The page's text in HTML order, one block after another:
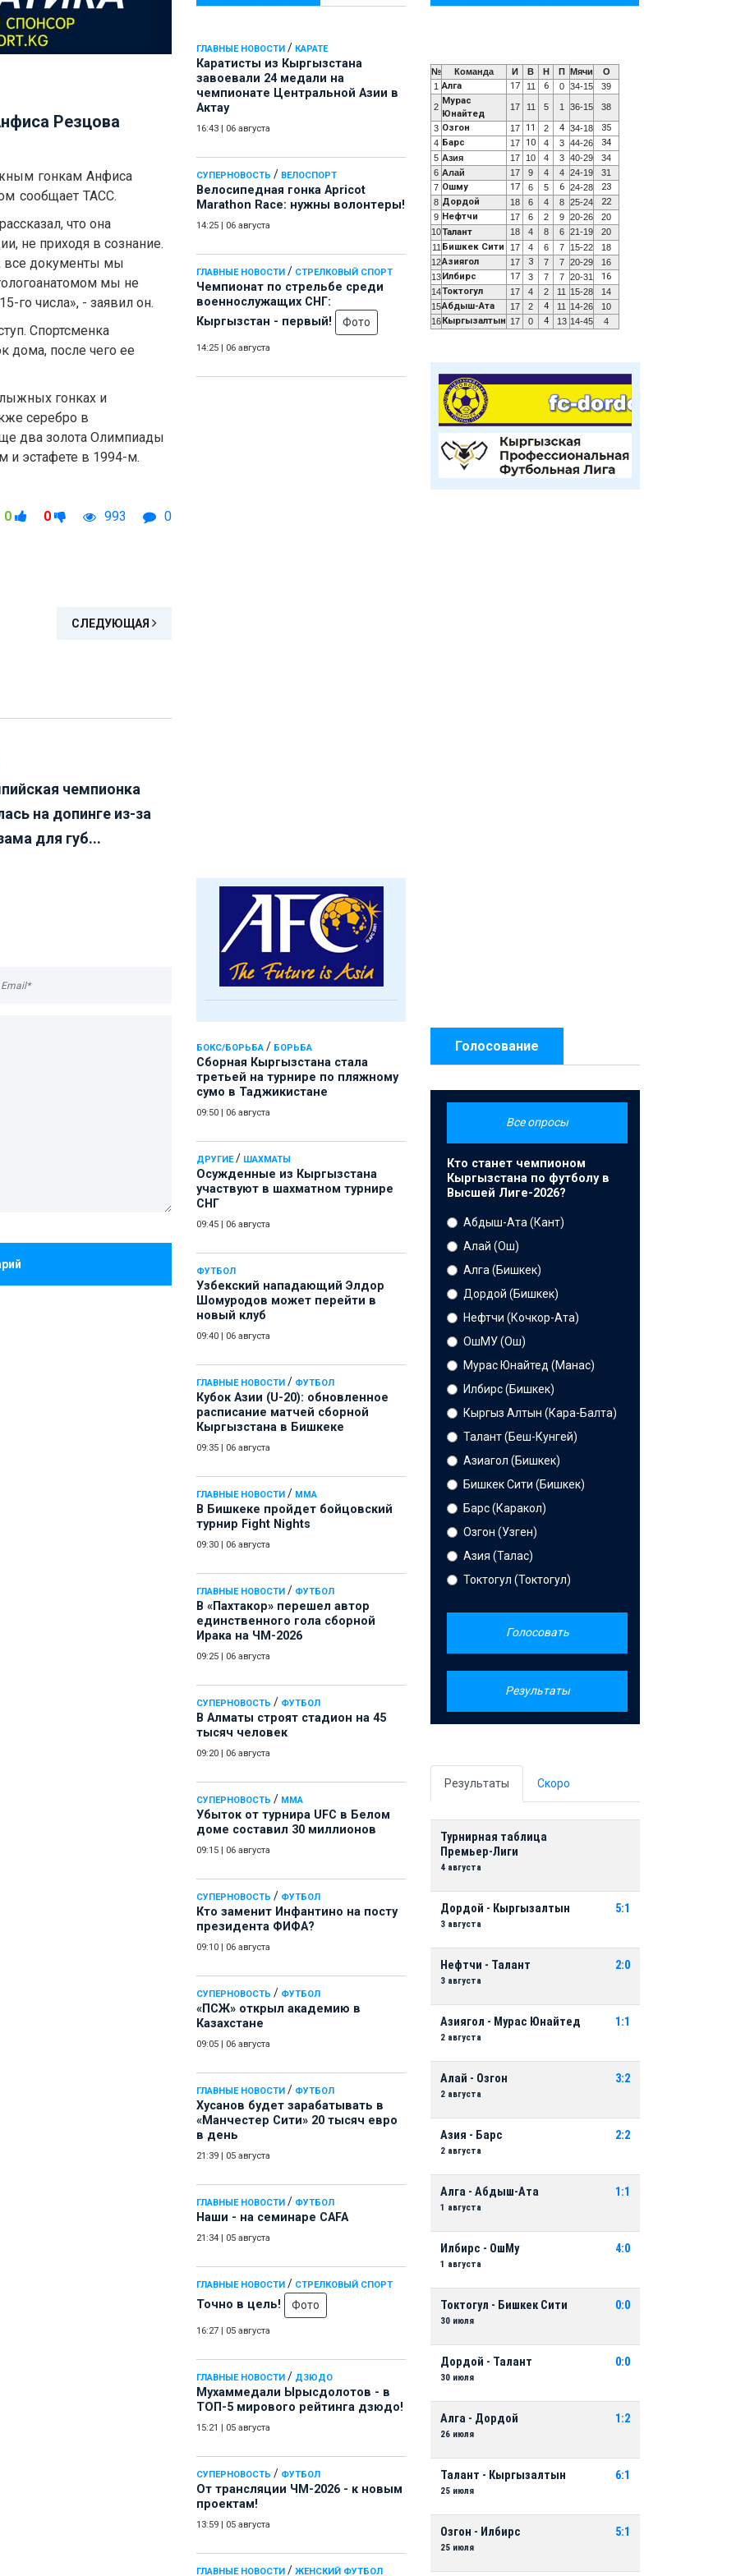
ГЛАВНЫЕ НОВОСТИ / КАРАТЕ
Каратисты из Кыргызстана
завоевали 24 медали на
чемпионате Центральной Азии в
Актау
16:43 06 августа
СУПЕРНОВОСТЬ / ВЕЛОСПОРТ
Велосипедная гонка Apricot
Marathon Race: нужны волонтеры!
14:25 06 августа
ГЛАВНЫЕ НОВОСТИ / СТРЕЛКОВЫЙ СПОРТ
Чемпионат по стрельбе среди
военнослужащих СНГ:
Кыргызстан - первый!
Фото
14:25 06 августа
БОКС/БОРЬБА / БОРЬБА
Сборная Кыргызстана стала
третьей на турнире по пляжному
сумо в Таджикистане
09:50 06 августа
ДРУГИЕ/ ШАХМАТЫ
Осужденные из Кыргызстана
участвуют в шахматном турнире
СНГ
09:45 06 августа
ФУТБОЛ
Узбекский нападающий Элдор
Шомуродов может перейти в
новый клуб
09:40 06 августа
ГЛАВНЫЕ НОВОСТИ / ФУТБОЛ
Кубок Азии (U-20): обновленное
расписание матчей сборной
Кыргызстана в Бишкеке
09:35 06 августа
ГЛАВНЫЕ НОВОСТИ / ММА
В Бишкеке пройдет бойцовский
турнир Fight Nights
09:30 06 августа
ГЛАВНЫЕ НОВОСТИ / ФУТБОЛ
В «Пахтакор» перешел автор
единственного гола сборной
Ирака на ЧМ-2026
09:25 06 августа
СУПЕРНОВОСТЬ / ФУТБОЛ
В Алматы строят стадион на 45
тысяч человек
09:20 06 августа
СУПЕРНОВОСТЬ / ММА
Убыток от турнира UFC в Белом
доме составил 30 миллионов
09:15 06 августа
СУПЕРНОВОСТЬ / ФУТБОЛ
Кто заменит Инфантино на посту
президента ФИФА?
09:10 06 августа
СУПЕРНОВОСТЬ / ФУТБОЛ
«ПСЖ» открыл академию в
Казахстане
09:05 06 августа
ГЛАВНЫЕ НОВОСТИ / ФУТБОЛ
Хусанов будет зарабатывать в
«Манчестер Сити» 20 тысяч евро
в день
21:39 05 августа
ГЛАВНЫЕ НОВОСТИ / ФУТБОЛ
Наши - на семинаре СAFA
21:34 05 августа
ГЛАВНЫЕ НОВОСТИ / СТРЕЛКОВЫЙ СПОРТ
Точно в цель! Фото
16:27 05 августа
ГЛАВНЫЕ НОВОСТИ / ДЗЮДО
Мухаммедали Ырысдолотов - в
ТОП-5 мирового рейтинга дзюдо!
15:21 05 августа
СУПЕРНОВОСТЬ / ФУТБОЛ
От трансляции ЧМ-2026 - к новым
проектам!
13:59 05 августа
ГЛАВНЫЕ НОВОСТИ / ЖЕНСКИЙ ФУТБОЛ
Резцова
гонкам Анфиса
сообщает ТАСС.
что она
не приходя в сознание.
все документы мы
мы не
го числа», - заявил он.
Спортсменка
дома, после чего ее
гонках и
серебро в
два золота Олимпиады
и эстафете в 1994-м.
0 0 993 0
СЛЕДУЮЩАЯ
чемпионка
на допинге из-за
для губ...
№ Команда И В Н П Мячи
О
1 Алга 17 11 6 0 34-15 39
2
Мурас
Юнайтед
17 11 5 1 36-15 38
3 Озгон 17 11 2 4 34-18 35
4 Барс 17 10 4 3 44-26 34
5 Азия 17 10 4 3 40-29
34
6 Алай 17 9 4 4 24-19
31
7 Ошму 17 6 5 6 24-28 23
8 Дордой 18 6 4 8 25-24 22
9 Нефтчи 17 6 2 9 20-26
20
10Талант 18 4 8 6 21-19
20
11 Бишкек Сити 17 4 6 7 15-22
18
12Азиягол 17 3 7 7 20-29
16
13 Илбирс 17 3 7 7 20-31 16
14Токтогул 17 4 2 11 15-28
14
15Абдыш-Ата 17 2 4 11 14-26
10
16 Кыргызалтын 17 0 4 13 14-45 4
Голосование
Все опросы
Кто станет чемпионом
Кыргызстана по футболу в
Высшей Лиге-2026?
Абдыш-Ата (Кант)
Алай (Ош)
Алга (Бишкек)
Дордой (Бишкек)
Нефтчи (Кочкор-Ата)
ОшМУ (Ош)
Мурас Юнайтед (Манас)
Илбирс (Бишкек)
Кыргыз Алтын (Кара-Балта)
Талант (Беш-Кунгей)
Азиагол (Бишкек)
Бишкек Сити (Бишкек)
Барс (Каракол)
Озгон (Узген)
Азия (Талас)
Токтогул (Токтогул)
Голосовать
Результаты
Результаты Скоро
Турнирная таблица
Премьер-Лиги
4 августа
Дордой - Кыргызалтын
3 августа
5:1
Нефтчи - Талант
3 августа
2:0
Азиягол - Мурас Юнайтед
2 августа
1:1
Алай - Озгон
2 августа
3:2
Азия - Барс
2 августа
2:2
Алга - Абдыш-Ата
1 августа
1:1
Илбирс - ОшМу
1 августа
4:0
Токтогул - Бишкек Сити
30 июля
0:0
Дордой - Талант
30 июля
0:0
Алга - Дордой
26 июля
1:2
Талант - Кыргызалтын
25 июля
6:1
Озгон - Илбирс
25 июля
5:1